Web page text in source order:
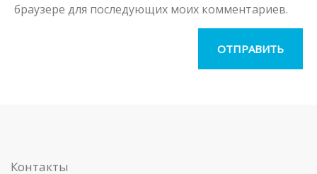
браузере для последующих моих комментариев.
Контакты